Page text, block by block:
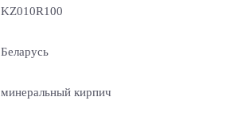
KZ010R100
Беларусь
минеральный кирпич